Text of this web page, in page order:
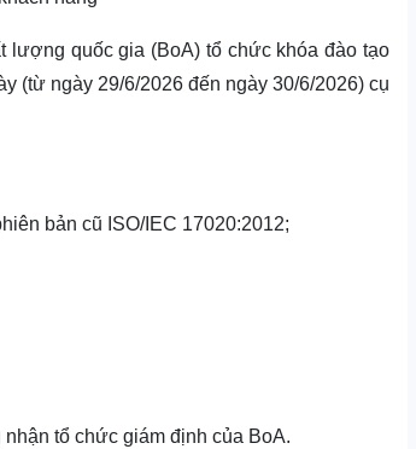
lượng quốc gia (BoA) tổ chức khóa đào tạo
(từ ngày 29/6/2026 đến ngày 30/6/2026) cụ
bản cũ ISO/IEC 17020:2012;
tổ chức giám định của BoA.